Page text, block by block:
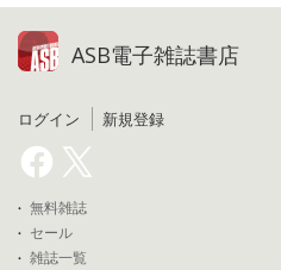
ASB電子雑誌書店
ログイン 新規登録
無料雑誌
セール
雑誌一覧